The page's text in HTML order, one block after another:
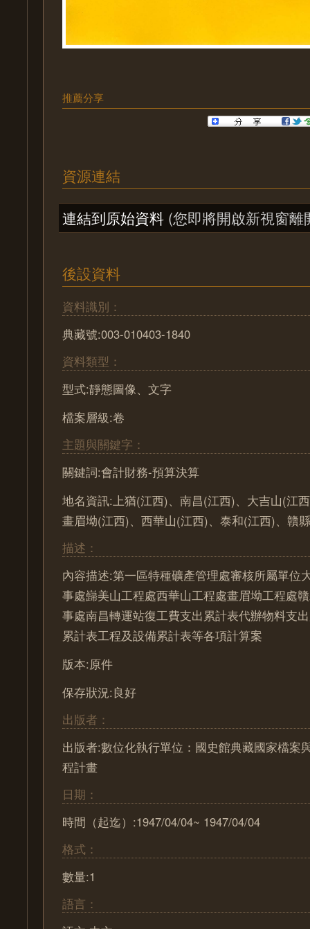
推薦分享
資源連結
連結到原始資料 (您即將開啟新視窗離
後設資料
資料識別：
典藏號:003-010403-1840
資料類型：
型式:靜態圖像、文字
檔案層級:卷
主題與關鍵字：
關鍵詞:會計財務-預算決算
地名資訊:上猶(江西)、南昌(江西)、大吉山(江
畫眉坳(江西)、西華山(江西)、泰和(江西)、贛
描述：
內容描述:第一區特種礦產管理處審核所屬單位
事處巋美山工程處西華山工程處畫眉坳工程處
事處南昌轉運站復工費支出累計表代辦物料支
累計表工程及設備累計表等各項計算案
版本:原件
保存狀況:良好
出版者：
出版者:數位化執行單位：國史館典藏國家檔案
程計畫
日期：
時間（起迄）:1947/04/04~ 1947/04/04
格式：
數量:1
語言：